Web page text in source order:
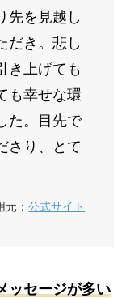
先を見越し
だき。悲し
き上げても
も幸せな環
た。目先で
さり、とて
元：公式サイト
ッセージが多い